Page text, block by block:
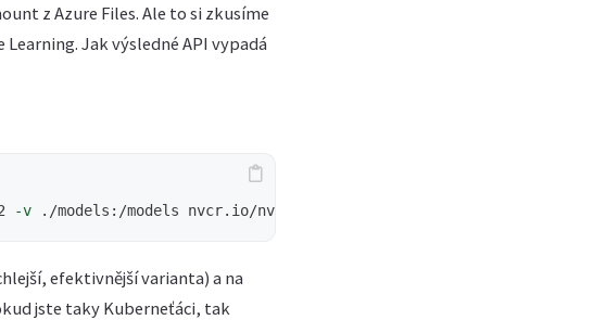
z Azure Files. Ale to si zkusíme
Jak výsledné API vypadá
-v ./models:/models nvcr.io/nvidia/tritonserver:23.05-py3
efektivnější varianta) a na
jste taky Kuberneťáci, tak